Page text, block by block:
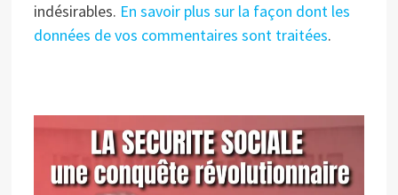
indésirables. En savoir plus sur la façon dont les
données de vos commentaires sont traitées.